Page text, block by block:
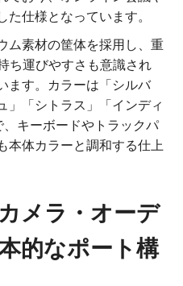
た仕様となっています。
ム素材の筐体を採用し、重
ち運びやすさも意識され
ます。カラーは「シルバ
」「シトラス」「インディ
キーボードやトラックパ
本体カラーと調和する仕上
メラ・オーデ
的なポート構